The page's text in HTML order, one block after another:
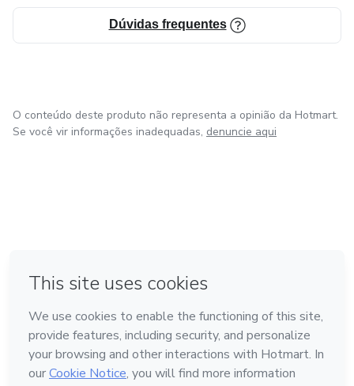
Dúvidas frequentes
O conteúdo deste produto não representa a opinião da Hotmart.
Se você vir informações inadequadas, denuncie aqui
Feito com ❤ em Bogotá
Conheça a Hotmart